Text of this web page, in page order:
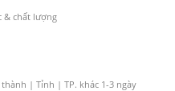
& chất lượng
| Tỉnh | TP. khác 1-3 ngày